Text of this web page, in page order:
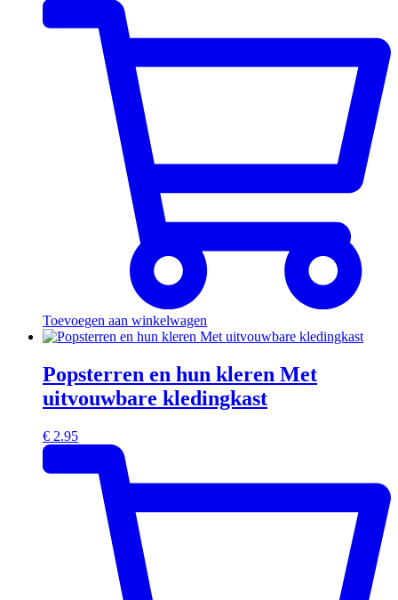
Toevoegen aan winkelwagen
Popsterren en hun kleren Met
uitvouwbare kledingkast
€ 2.95